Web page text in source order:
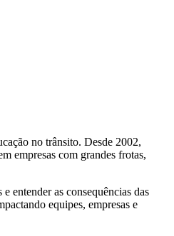
no trânsito. Desde 2002,
empresas com grandes frotas,
entender as consequências das
equipes, empresas e